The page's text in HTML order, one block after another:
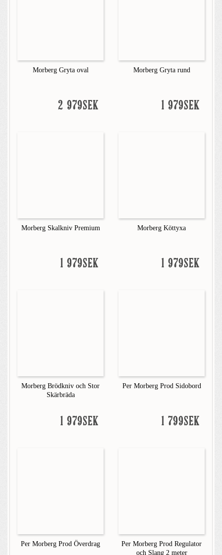
Morberg Gryta oval
2 979SEK
Morberg Gryta rund
1 979SEK
Morberg Skalkniv Premium
1 979SEK
Morberg Köttyxa
1 979SEK
Morberg Brödkniv och Stor
Skärbräda
1 979SEK
Per Morberg Prod Sidobord
1 799SEK
Per Morberg Prod Överdrag
Per Morberg Prod Regulator
och Slang 2 meter